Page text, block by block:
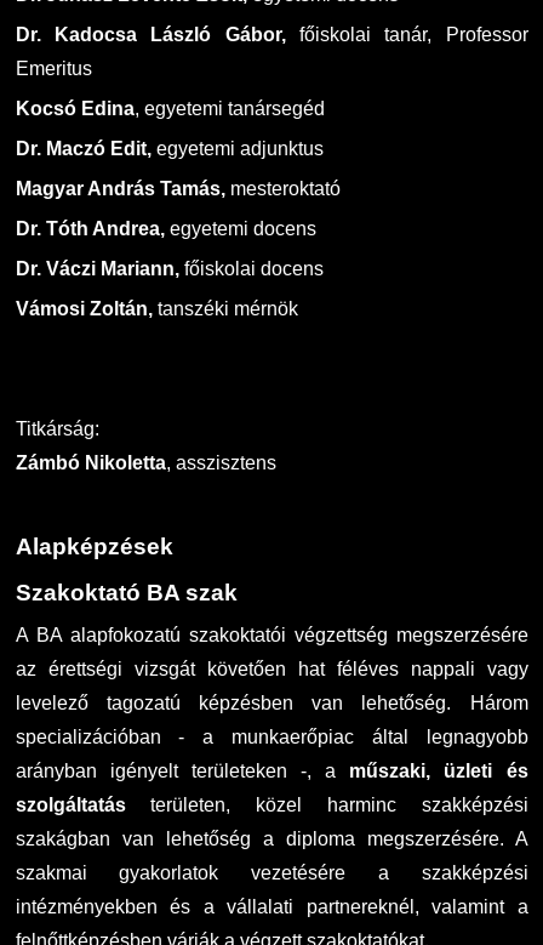
Dr. Kadocsa László Gábor,főiskolai tanár, Professor
Emeritus
Kocsó Edina, egyetemi tanársegéd
Dr. Maczó Edit,egyetemi adjunktus
Magyar András Tamás,mesteroktató
Dr. Tóth Andrea,egyetemi docens
Dr. Váczi Mariann,főiskolai docens
Vámosi Zoltán,tanszéki mérnök
Titkárság:
Zámbó Nikoletta, asszisztens
Alapképzések
Szakoktató BA szak
A BA alapfokozatú szakoktatói végzettség megszerzésére
az érettségi vizsgát követően hat féléves nappali vagy
levelező tagozatú képzésben van lehetőség. Három
specializációban - a munkaerőpiac által legnagyobb
arányban igényelt területeken -, a műszaki, üzleti és
szolgáltatásterületen, közel harminc szakképzési
szakágban van lehetőség a diploma megszerzésére. A
szakmai gyakorlatok vezetésére a szakképzési
intézményekben és a vállalati partnereknél, valamint a